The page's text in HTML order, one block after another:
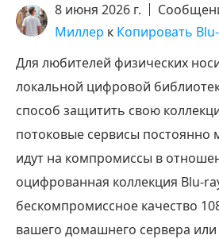
8 июня 2026 г.
Миллер к Копировать
Для любителей физических
локальной цифровой
способ защитить свою
потоковые сервисы постоянно
идут на компромиссы в
оцифрованная коллекция Blu-
бескомпромиссное качество
вашего домашнего сервера или